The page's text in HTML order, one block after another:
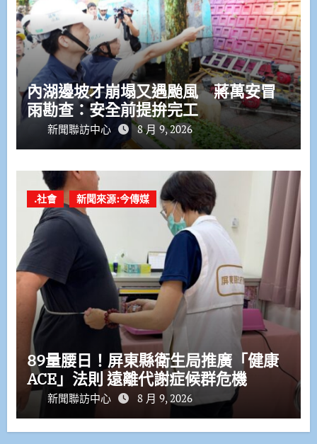
內湖邊坡才崩塌又遇颱風 蔣萬安冒
雨勘查：安全前提拚完工
新聞聯訪中心 8 月 9, 2026
.社會 新聞來源:今傳媒
89量腰日！屏東縣衛生局推廣「健康
ACE」法則 遠離代謝症候群危機
新聞聯訪中心 8 月 9, 2026